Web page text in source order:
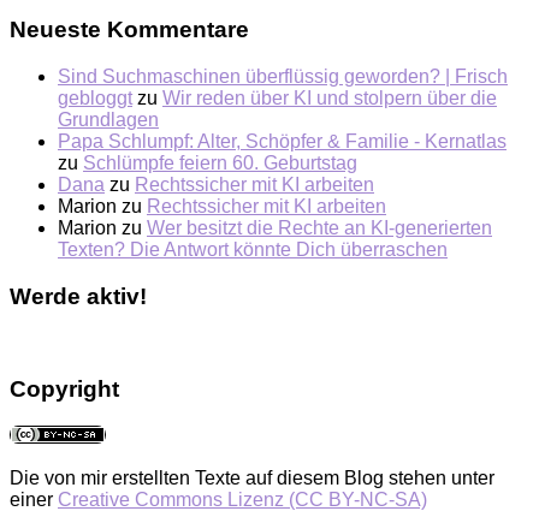
Neueste Kommentare
Sind Suchmaschinen überflüssig geworden? | Frisch
gebloggt zu Wir reden über KI und stolpern über die
Grundlagen
Papa Schlumpf: Alter, Schöpfer & Familie - Kernatlas
zu Schlümpfe feiern 60. Geburtstag
Dana zu Rechtssicher mit KI arbeiten
Marion zu Rechtssicher mit KI arbeiten
Marion zu Wer besitzt die Rechte an KI-generierten
Texten? Die Antwort könnte Dich überraschen
Werde aktiv!
Copyright
Die von mir erstellten Texte auf diesem Blog stehen unter
einer Creative Commons Lizenz (CC BY-NC-SA)